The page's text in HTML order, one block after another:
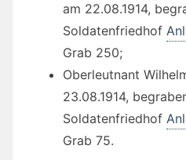
am 22.08.1914,
Soldatenfriedhof
Grab 250;
Oberleutnant
23.08.1914,
Soldatenfriedhof
Grab 75.